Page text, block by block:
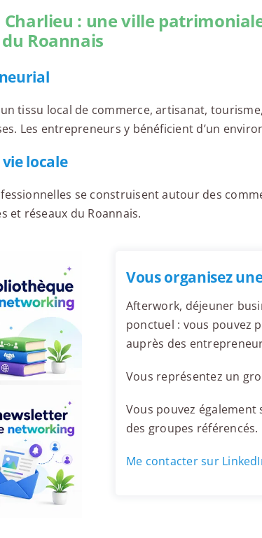
: une ville
Roannais
tissu local de commerce, artisanat,
Les entrepreneurs y bénéficient d’un
locale
se construisent autour des
et réseaux du Roannais.
Vous organisez
Afterwork, déjeuner
ponctuel : vous pouvez
auprès des
Vous représentez un
Vous pouvez
des groupes référencés.
Me contacter sur